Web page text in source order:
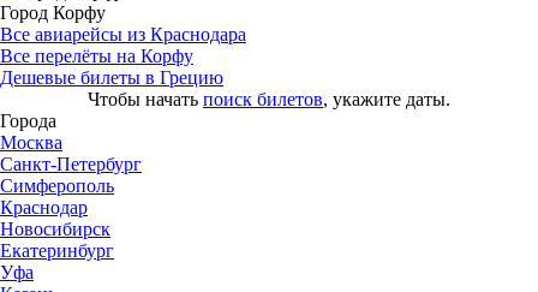
Город Корфу
Все авиарейсы из Краснодара
Все перелёты на Корфу
Дешевые билеты в Грецию
Чтобы начать поиск билетов, укажите даты.
Города
Москва
Санкт-Петербург
Симферополь
Краснодар
Новосибирск
Екатеринбург
Уфа